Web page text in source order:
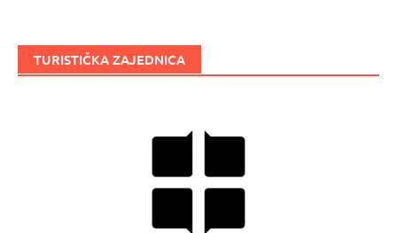
TURISTIČKA ZAJEDNICA